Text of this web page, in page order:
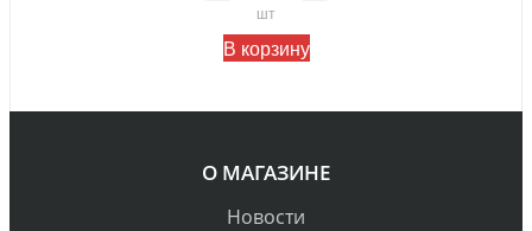
шт
В корзину
О МАГАЗИНЕ
Новости